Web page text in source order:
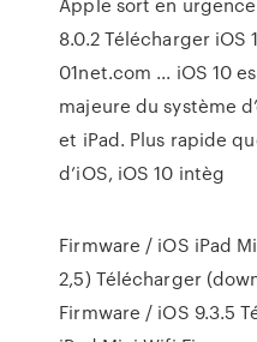
8.0.2 Télécharger iOS
01net.com ... iOS 10
majeure du système
et iPad. Plus rapide
d’iOS, iOS 10 intèg
Firmware / iOS iPad
2,5) Télécharger
Firmware / iOS 9.3.5